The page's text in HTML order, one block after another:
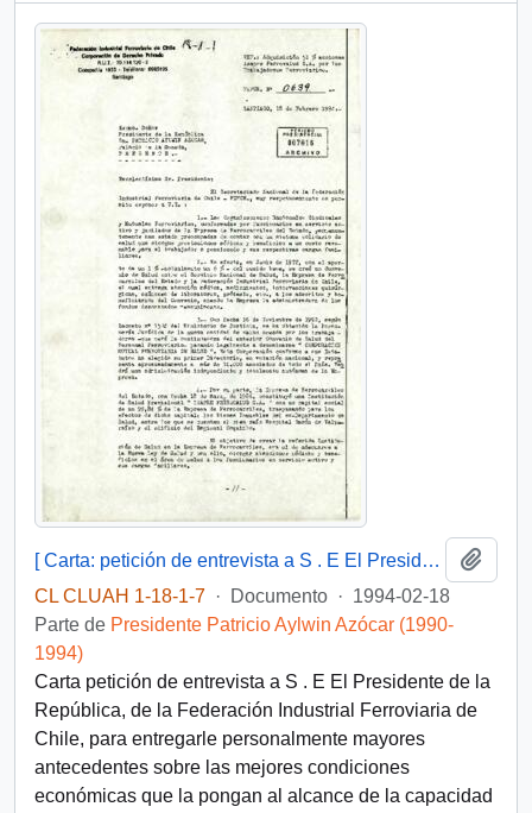
[ Carta: petición de entrevista a S . E El Presidente de la República, de la Federación Industrial Ferroviaria de Chile ]
CL CLUAH 1-18-1-7 · Documento · 1994-02-18
Parte de Presidente Patricio Aylwin Azócar (1990-
1994)
Carta petición de entrevista a S . E El Presidente de la
República, de la Federación Industrial Ferroviaria de
Chile, para entregarle personalmente mayores
antecedentes sobre las mejores condiciones
económicas que la pongan al alcance de la capacidad